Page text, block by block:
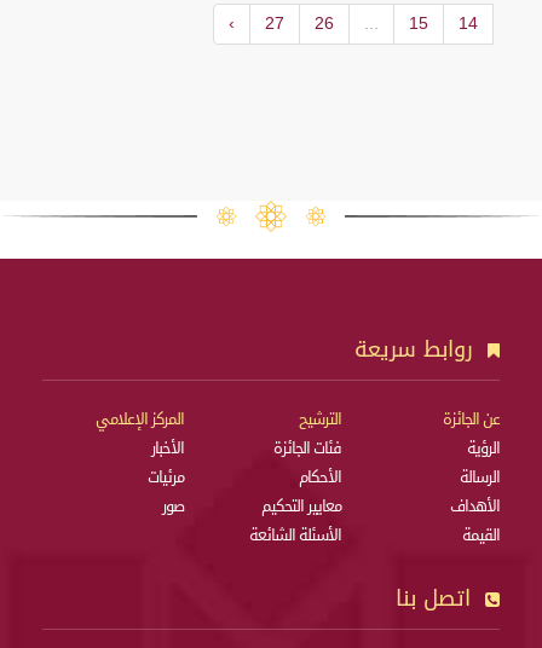
14
15
...
26
27
›
روابط سريعة
عن الجائزة
الرؤية
الرسالة
الأهداف
القيمة
الترشيح
فئات الجائزة
الأحكام
معايير التحكيم
الأسئلة الشائعة
المركز الإعلامي
الأخبار
مرئيات
صور
اتصل بنا